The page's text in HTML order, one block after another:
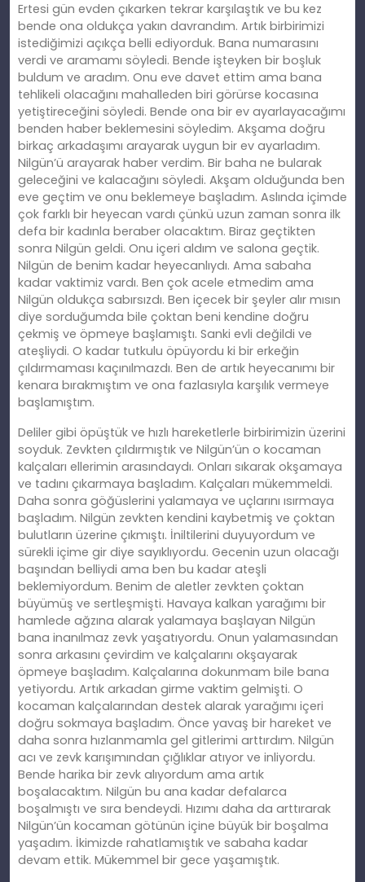
Ertesi gün evden çıkarken tekrar karşılaştık ve bu kez
bende ona oldukça yakın davrandım. Artık birbirimizi
istediğimizi açıkça belli ediyorduk. Bana numarasını
verdi ve aramamı söyledi. Bende işteyken bir boşluk
buldum ve aradım. Onu eve davet ettim ama bana
tehlikeli olacağını mahalleden biri görürse kocasına
yetiştireceğini söyledi. Bende ona bir ev ayarlayacağımı
benden haber beklemesini söyledim. Akşama doğru
birkaç arkadaşımı arayarak uygun bir ev ayarladım.
Nilgün’ü arayarak haber verdim. Bir baha ne bularak
geleceğini ve kalacağını söyledi. Akşam olduğunda ben
eve geçtim ve onu beklemeye başladım. Aslında içimde
çok farklı bir heyecan vardı çünkü uzun zaman sonra ilk
defa bir kadınla beraber olacaktım. Biraz geçtikten
sonra Nilgün geldi. Onu içeri aldım ve salona geçtik.
Nilgün de benim kadar heyecanlıydı. Ama sabaha
kadar vaktimiz vardı. Ben çok acele etmedim ama
Nilgün oldukça sabırsızdı. Ben içecek bir şeyler alır mısın
diye sorduğumda bile çoktan beni kendine doğru
çekmiş ve öpmeye başlamıştı. Sanki evli değildi ve
ateşliydi. O kadar tutkulu öpüyordu ki bir erkeğin
çıldırmaması kaçınılmazdı. Ben de artık heyecanımı bir
kenara bırakmıştım ve ona fazlasıyla karşılık vermeye
başlamıştım.
Deliler gibi öpüştük ve hızlı hareketlerle birbirimizin üzerini
soyduk. Zevkten çıldırmıştık ve Nilgün’ün o kocaman
kalçaları ellerimin arasındaydı. Onları sıkarak okşamaya
ve tadını çıkarmaya başladım. Kalçaları mükemmeldi.
Daha sonra göğüslerini yalamaya ve uçlarını ısırmaya
başladım. Nilgün zevkten kendini kaybetmiş ve çoktan
bulutların üzerine çıkmıştı. İniltilerini duyuyordum ve
sürekli içime gir diye sayıklıyordu. Gecenin uzun olacağı
başından belliydi ama ben bu kadar ateşli
beklemiyordum. Benim de aletler zevkten çoktan
büyümüş ve sertleşmişti. Havaya kalkan yarağımı bir
hamlede ağzına alarak yalamaya başlayan Nilgün
bana inanılmaz zevk yaşatıyordu. Onun yalamasından
sonra arkasını çevirdim ve kalçalarını okşayarak
öpmeye başladım. Kalçalarına dokunmam bile bana
yetiyordu. Artık arkadan girme vaktim gelmişti. O
kocaman kalçalarından destek alarak yarağımı içeri
doğru sokmaya başladım. Önce yavaş bir hareket ve
daha sonra hızlanmamla gel gitlerimi arttırdım. Nilgün
acı ve zevk karışımından çığlıklar atıyor ve inliyordu.
Bende harika bir zevk alıyordum ama artık
boşalacaktım. Nilgün bu ana kadar defalarca
boşalmıştı ve sıra bendeydi. Hızımı daha da arttırarak
Nilgün’ün kocaman götünün içine büyük bir boşalma
yaşadım. İkimizde rahatlamıştık ve sabaha kadar
devam ettik. Mükemmel bir gece yaşamıştık.